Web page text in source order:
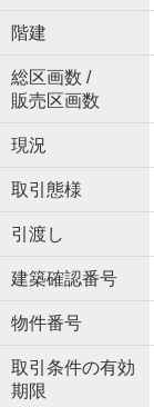
階建
総区画数 /
販売区画数
現況
取引態様
引渡し
建築確認番号
物件番号
取引条件の有効
期限